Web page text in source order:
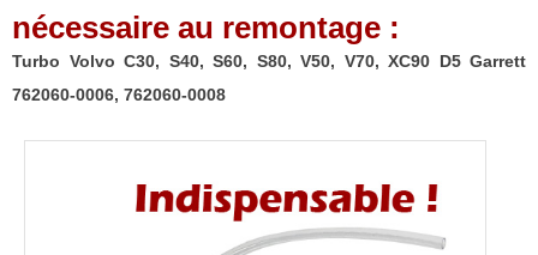
XC90
D5
Garrett
nécessaire au remontage :
Turbo Volvo C30, S40, S60, S80, V50, V70, XC90 D5 Garrett
762060-0006, 762060-0008